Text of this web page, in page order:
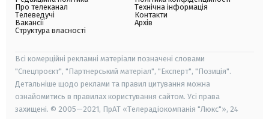
Про телеканал
Телеведучі
Вакансії
Структура власності
Технічна інформація
Контакти
Архів
Всі комерційні рекламні матеріали позначені словами
"Спецпроєкт", "Партнерський матеріал", "Експерт", "Позиція".
Детальніше щодо реклами та правил цитування можна
ознайомитись в правилах користування сайтом. Усі права
захищені. © 2005—2021, ПрАТ «Телерадіокомпанія "Люкс"», 24